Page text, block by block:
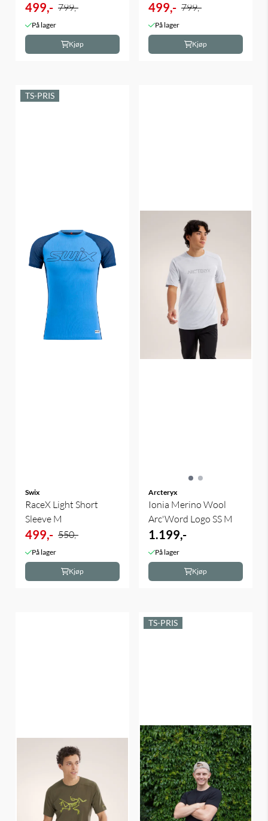
499,- 799,-
På lager
Kjøp
499,- 799,-
På lager
Kjøp
Swix
RaceX Light Short
Sleeve M
499,- 550,-
På lager
Kjøp
Arcteryx
Ionia Merino Wool
Arc'Word Logo SS M
1.199,-
På lager
Kjøp